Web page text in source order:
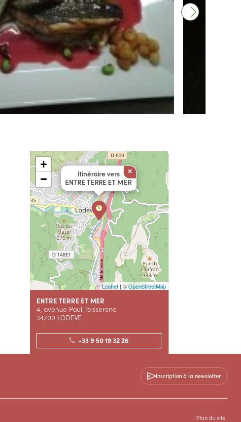
Itinéraire vers
ENTRE TERRE ET MER
×
+
−
Leaflet | ©OpenStreetMap
ENTRE TERRE ET MER
4, avenue Paul Teisserenc
34700 LODEVE
+33 9 50 19 32 26
Inscription à la newsletter
Plan du site